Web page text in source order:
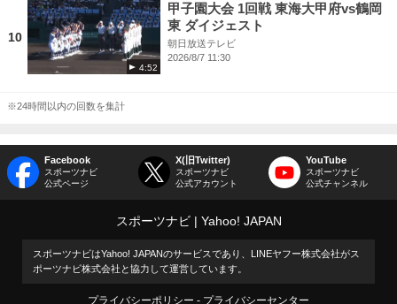
10
4:52
甲子園大会 1回戦 東海大甲府vs鶴岡
東 ダイジェスト
朝日放送テレビ
2026/8/7 11:30
※24時間以内の回数を集計
Facebook
スポーツナビ
公式ページ
X(旧Twitter)
スポーツナビ
公式アカウント
YouTube
スポーツナビ
公式チャンネル
スポーツナビ Yahoo! JAPAN
スポーツナビはYahoo! JAPANのサービスであり、LINEヤフー株式会社がス
ポーツナビ株式会社と協力して運営しています。
プライバシーポリシー プライバシーセンター